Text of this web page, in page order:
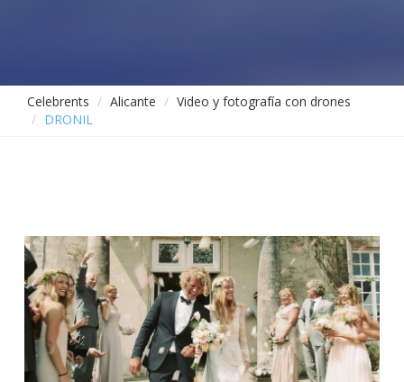
Celebrents Alicante
Video y fotografía con drones
DRONIL